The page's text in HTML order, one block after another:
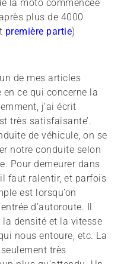
la moto commencée
plus de 4000
première partie)
de mes articles
ce qui concerne la
j’ai écrit
très satisfaisante’.
de véhicule, on se
notre conduite selon
Pour demeurer dans
faut ralentir, et parfois
est lorsqu’on
d’autoroute. Il
densité et la vitesse
nous entoure, etc. La
très